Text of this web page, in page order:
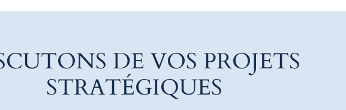
DE VOS PROJETS
STRATÉGIQUES